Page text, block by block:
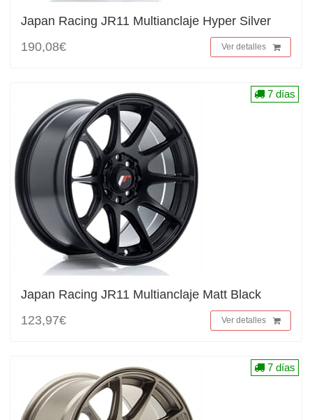
Japan Racing JR11 Multianclaje Hyper Silver
190,08€
Ver detalles
Japan Racing JR11 Multianclaje Matt Black
123,97€
Ver detalles
7 días
7 días